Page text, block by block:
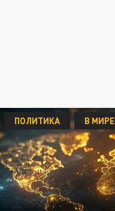
ПОЛИТИКА В МИРЕ